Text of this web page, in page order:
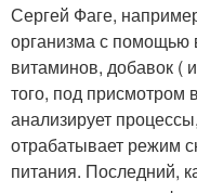
Сергей Фаге,
организма с помощью
витаминов, добавок (
того, под присмотром
анализирует
отрабатывает режим
питания. Последний,